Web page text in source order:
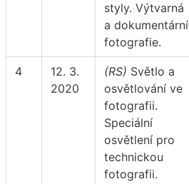
styly. Výtvarná
a dokumentární
fotografie.
4
12. 3.
2020
(RS) Světlo a
osvětlování ve
fotografii.
Speciální
osvětlení pro
technickou
fotografii.